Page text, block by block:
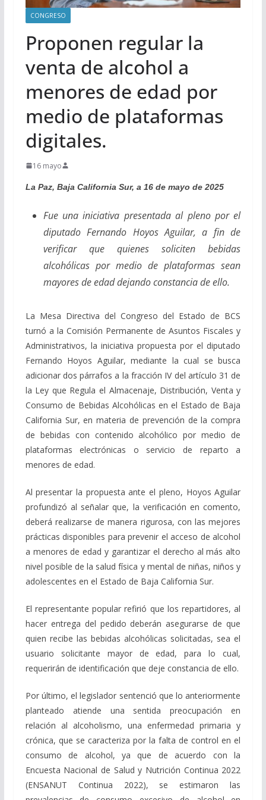
CONGRESO
Proponen regular la
venta de alcohol a
menores de edad por
medio de plataformas
digitales.
16 mayo
La Paz, Baja California Sur, a 16 de mayo de 2025
Fue una iniciativa presentada al pleno por el
diputado Fernando Hoyos Aguilar, a fin de
verificar que quienes soliciten bebidas
alcohólicas por medio de plataformas sean
mayores de edad dejando constancia de ello.
La Mesa Directiva del Congreso del Estado de BCS
turnó a la Comisión Permanente de Asuntos Fiscales y
Administrativos, la iniciativa propuesta por el diputado
Fernando Hoyos Aguilar, mediante la cual se busca
adicionar dos párrafos a la fracción IV del artículo 31 de
la Ley que Regula el Almacenaje, Distribución, Venta y
Consumo de Bebidas Alcohólicas en el Estado de Baja
California Sur, en materia de prevención de la compra
de bebidas con contenido alcohólico por medio de
plataformas electrónicas o servicio de reparto a
menores de edad.
Al presentar la propuesta ante el pleno, Hoyos Aguilar
profundizó al señalar que, la verificación en comento,
deberá realizarse de manera rigurosa, con las mejores
prácticas disponibles para prevenir el acceso de alcohol
a menores de edad y garantizar el derecho al más alto
nivel posible de la salud física y mental de niñas, niños y
adolescentes en el Estado de Baja California Sur.
El representante popular refirió que los repartidores, al
hacer entrega del pedido deberán asegurarse de que
quien recibe las bebidas alcohólicas solicitadas, sea el
usuario solicitante mayor de edad, para lo cual,
requerirán de identificación que deje constancia de ello.
Por último, el legislador sentenció que lo anteriormente
planteado atiende una sentida preocupación en
relación al alcoholismo, una enfermedad primaria y
crónica, que se caracteriza por la falta de control en el
consumo de alcohol, ya que de acuerdo con la
Encuesta Nacional de Salud y Nutrición Continua 2022
(ENSANUT Continua 2022), se estimaron las